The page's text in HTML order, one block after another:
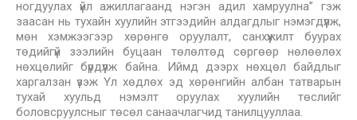
ногдуулах үйл ажиллагаанд нэгэн адил хамруулна” гэж
заасан нь тухайн хуулийн этгээдийн алдагдлыг нэмэгдүүлж,
мөн хэмжээгээр хөрөнгө оруулалт, санхүүжилт буурах
төдийгүй зээлийн буцаан төлөлтөд сөргөөр нөлөөлөх
нөхцөлийг бүрдүүлж байна. Иймд дээрх нөхцөл байдлыг
харгалзан үзэж Үл хөдлөх эд хөрөнгийн албан татварын
тухай хуульд нэмэлт оруулах хуулийн төслийг
боловсруулсныг төсөл санаачлагчид танилцууллаа.